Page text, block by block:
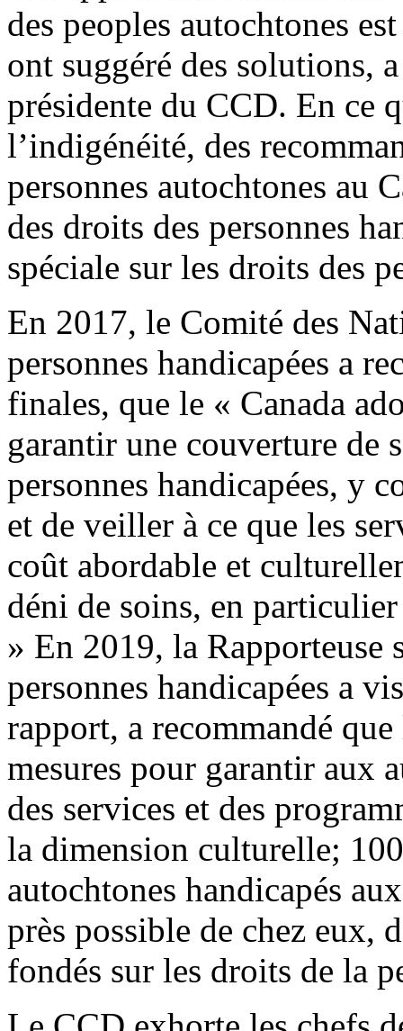
des peoples autochtones
ont suggéré des solutions,
présidente du CCD. En ce
l’indigénéité, des
personnes autochtones au
des droits des personnes
spéciale sur les droits des
En 2017, le Comité des
personnes handicapées a
finales, que le « Canada
garantir une couverture de
personnes handicapées, y
et de veiller à ce que les
coût abordable et
déni de soins, en
» En 2019, la Rapporteuse
personnes handicapées a
rapport, a recommandé
mesures pour garantir aux
des services et des
la dimension culturelle;
autochtones handicapés
près possible de chez eux,
fondés sur les droits de la